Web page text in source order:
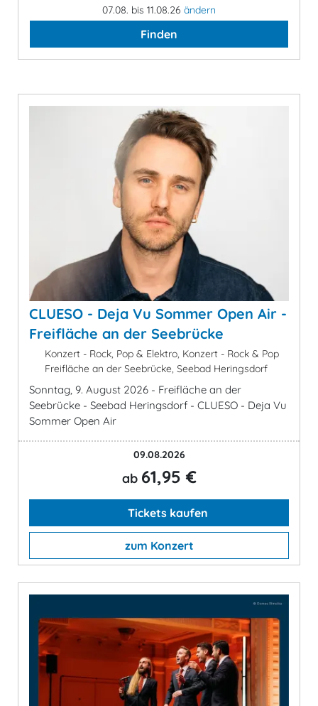
07.08. bis 11.08.26 ändern
Finden
CLUESO - Deja Vu Sommer Open Air -
Freifläche an der Seebrücke
Konzert - Rock, Pop & Elektro, Konzert - Rock & Pop
Freifläche an der Seebrücke, Seebad Heringsdorf
Sonntag, 9. August 2026 - Freifläche an der
Seebrücke - Seebad Heringsdorf - CLUESO - Deja Vu
Sommer Open Air
09.08.2026
ab 61,95 €
Tickets kaufen
zum Konzert